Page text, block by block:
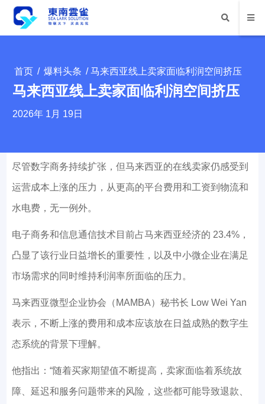
首页 / 爆料头条 / 马来西亚线上卖家面临利润空间挤压
马来西亚线上卖家面临利润空间挤压
2026年 1月 19日
尽管数字商务持续扩张，但马来西亚的在线卖家仍感受到
运营成本上涨的压力，从更高的平台费用和工资到物流和
水电费，无一例外。
电子商务和信息通信技术目前占马来西亚经济的 23.4%，
凸显了该行业日益增长的重要性，以及中小微企业在满足
市场需求的同时维持利润率所面临的压力。
马来西亚微型企业协会（MAMBA）秘书长 Low Wei Yan
表示，不断上涨的费用和成本应该放在日益成熟的数字生
态系统的背景下理解。
他指出：“随着买家期望值不断提高，卖家面临着系统故
障、延迟和服务问题带来的风险，这些都可能导致退款、